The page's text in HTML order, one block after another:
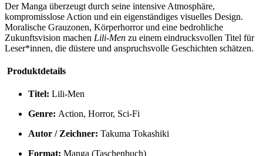
Der Manga überzeugt durch seine intensive Atmosphäre,
kompromisslose Action und ein eigenständiges visuelles Design.
Moralische Grauzonen, Körperhorror und eine bedrohliche
Zukunftsvision machen Lili-Men zu einem eindrucksvollen Titel für
Leser*innen, die düstere und anspruchsvolle Geschichten schätzen.
Produktdetails
Titel: Lili-Men
Genre: Action, Horror, Sci-Fi
Autor / Zeichner: Takuma Tokashiki
Format: Manga (Taschenbuch)